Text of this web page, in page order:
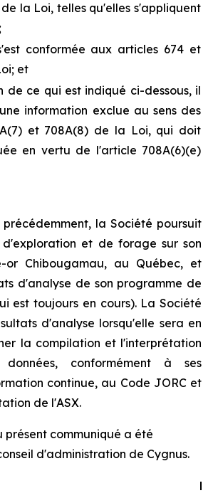
la Loi, telles qu'elles s'appliquent
conformée aux articles 674 et
et
de ce qui est indiqué ci-dessous, il
information exclue au sens des
et 708A(8) de la Loi, qui doit
en vertu de l'article 708A(6)(e)
précédemment, la Société poursuit
d'exploration et de forage sur son
or Chibougamau, au Québec, et
d'analyse de son programme de
est toujours en cours). La Société
d'analyse lorsqu'elle sera en
la compilation et l'interprétation
conformément à ses
continue, au Code JORC et
de l'ASX.
communiqué a été
d'administration de Cygnus.